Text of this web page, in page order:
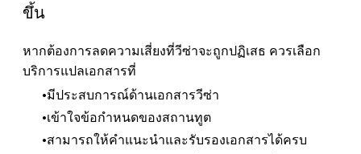
ขึ้น
หากต้องการลดความเสี่ยงที่วีซ่าจะถูกปฏิเสธ ควรเลือก
บริการแปลเอกสารที่
มีประสบการณ์ด้านเอกสารวีซ่า
เข้าใจข้อกำหนดของสถานทูต
สามารถให้คำแนะนำและรับรองเอกสารได้ครบ